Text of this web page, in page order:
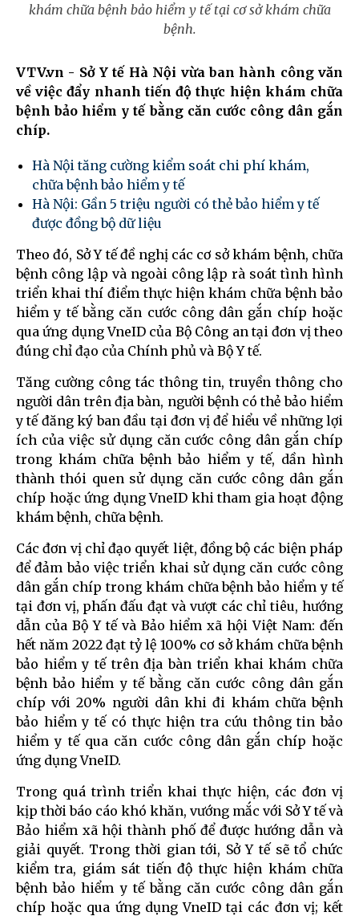
khám chữa bệnh bảo hiểm y tế tại cơ sở khám chữa
bệnh.
VTV.vn - Sở Y tế Hà Nội vừa ban hành công văn
về việc đẩy nhanh tiến độ thực hiện khám chữa
bệnh bảo hiểm y tế bằng căn cước công dân gắn
chíp.
Hà Nội tăng cường kiểm soát chi phí khám,
chữa bệnh bảo hiểm y tế
Hà Nội: Gần 5 triệu người có thẻ bảo hiểm y tế
được đồng bộ dữ liệu
Theo đó, Sở Y tế đề nghị các cơ sở khám bệnh, chữa
bệnh công lập và ngoài công lập rà soát tình hình
triển khai thí điểm thực hiện khám chữa bệnh bảo
hiểm y tế bằng căn cước công dân gắn chíp hoặc
qua ứng dụng VneID của Bộ Công an tại đơn vị theo
đúng chỉ đạo của Chính phủ và Bộ Y tế.
Tăng cường công tác thông tin, truyền thông cho
người dân trên địa bàn, người bệnh có thẻ bảo hiểm
y tế đăng ký ban đầu tại đơn vị để hiểu về những lợi
ích của việc sử dụng căn cước công dân gắn chíp
trong khám chữa bệnh bảo hiểm y tế, dần hình
thành thói quen sử dụng căn cước công dân gắn
chíp hoặc ứng dụng VneID khi tham gia hoạt động
khám bệnh, chữa bệnh.
Các đơn vị chỉ đạo quyết liệt, đồng bộ các biện pháp
để đảm bảo việc triển khai sử dụng căn cước công
dân gắn chíp trong khám chữa bệnh bảo hiểm y tế
tại đơn vị, phấn đấu đạt và vượt các chỉ tiêu, hướng
dẫn của Bộ Y tế và Bảo hiểm xã hội Việt Nam: đến
hết năm 2022 đạt tỷ lệ 100% cơ sở khám chữa bệnh
bảo hiểm y tế trên địa bàn triển khai khám chữa
bệnh bảo hiểm y tế bằng căn cước công dân gắn
chíp với 20% người dân khi đi khám chữa bệnh
bảo hiểm y tế có thực hiện tra cứu thông tin bảo
hiểm y tế qua căn cước công dân gắn chíp hoặc
ứng dụng VneID.
Trong quá trình triển khai thực hiện, các đơn vị
kịp thời báo cáo khó khăn, vướng mắc với Sở Y tế và
Bảo hiểm xã hội thành phố để được hướng dẫn và
giải quyết. Trong thời gian tới, Sở Y tế sẽ tổ chức
kiểm tra, giám sát tiến độ thực hiện khám chữa
bệnh bảo hiểm y tế bằng căn cước công dân gắn
chíp hoặc qua ứng dụng VneID tại các đơn vị; kết